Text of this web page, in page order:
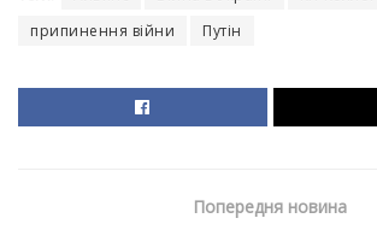
припинення війни
Путін
Попередня новина